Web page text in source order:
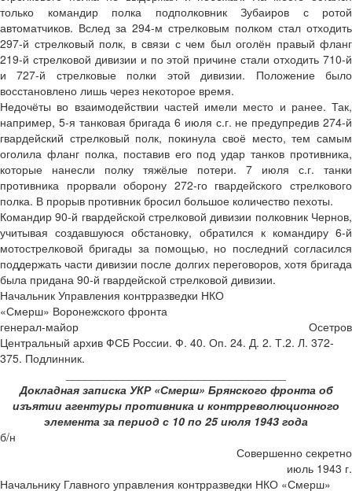
только командир полка подполковник Зубаиров с ротой
автоматчиков. Вслед за 294-м стрелковым полком стал отходить
297-й стрелковый полк, в связи с чем был оголён правый фланг
219-й стрелковой дивизии и по этой причине стали отходить 710-й
и 727-й стрелковые полки этой дивизии. Положение было
восстановлено лишь через некоторое время.
Недочёты во взаимодействии частей имели место и ранее. Так,
например, 5-я танковая бригада 6 июля с.г. не предупредив 274-й
гвардейский стрелковый полк, покинула своё место, тем самым
оголила фланг полка, поставив его под удар танков противника,
которые нанесли полку тяжёлые потери. 7 июля с.г. танки
противника прорвали оборону 272-го гвардейского стрелкового
полка. В прорыв противник бросил большое количество пехоты.
Командир 90-й гвардейской стрелковой дивизии полковник Чернов,
учитывая создавшуюся обстановку, обратился к командиру 6-й
мотострелковой бригады за помощью, но последний согласился
поддержать части дивизии после долгих переговоров, хотя бригада
была придана 90-й гвардейской стрелковой дивизии.
Начальник Управления контрразведки НКО
«Смерш» Воронежского фронта
генерал-майор
Осетров
Центральный архив ФСБ России. Ф. 40. Оп. 24. Д. 2. Т.2. Л. 372-
375. Подлинник.
Докладная записка УКР «Смерш» Брянского фронта об
изъятии агентуры противника и контрреволюционного
элемента за период с 10 по 25 июля 1943 года
б/н
Совершенно секретно
июль 1943 г.
Начальнику Главного управления контрразведки НКО «Смерш»